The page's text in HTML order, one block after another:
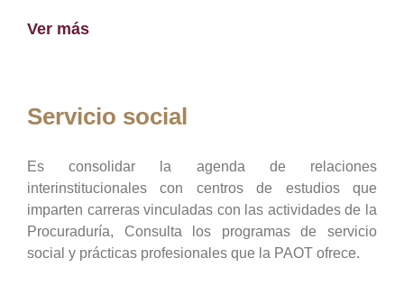
Ver más
Servicio social
Es consolidar la agenda de relaciones
interinstitucionales con centros de estudios que
imparten carreras vinculadas con las actividades de la
Procuraduría, Consulta los programas de servicio
social y prácticas profesionales que la PAOT ofrece.